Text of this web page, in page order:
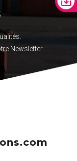
Newsletter.